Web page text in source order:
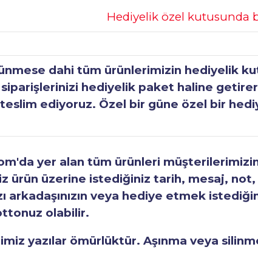
Hediyelik özel kutusunda
dahi tüm ürünlerimizin hediyelik
hediyelik paket haline
teslim ediyoruz. Özel bir güne özel bir
yer alan tüm ürünleri
ürün üzerine istediğiniz tarih, mesaj,
arkadaşınızın veya hediye etmek
olabilir.
yazılar ömürlüktür. Aşınma veya